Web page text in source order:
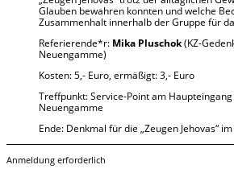
Glauben bewahren konnten und welche
Zusammenhalt innerhalb der Gruppe für
Referierende*r: Mika Pluschok(KZ-
Neuengamme)
Kosten: 5,- Euro, ermäßigt: 3,- Euro
Treffpunkt: Service-Point am
Neuengamme
Ende: Denkmal für die „Zeugen Jehovas“
Anmeldung erforderlich